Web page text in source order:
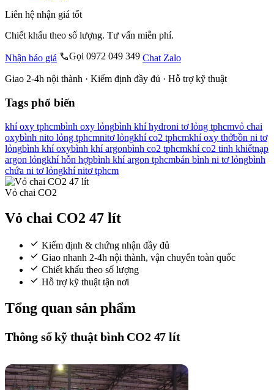
Liên hệ nhận giá tốt
Chiết khấu theo số lượng. Tư vấn miễn phí.
Nhận báo giá Gọi 0972 049 349 Chat Zalo
Giao 2-4h nội thành · Kiểm định đầy đủ · Hỗ trợ kỹ thuật
Tags phổ biến
khí oxy tphcmbình oxy lỏngbình khí hydroni tơ lỏng tphcmvỏ chai
oxybình nito lỏng tphcmnitơ lỏngkhí co2 tphcmkhí oxy thởbồn ni tơ
lỏngbình khí oxybình khí argonbình co2 tphcmkhí co2 tinh khiếtnạp
argon lỏngkhí hỗn hợpbình khí argon tphcmbán bình ni tơ lỏngbình
chứa ni tơ lỏngkhí nitơ tphcm
Vỏ chai CO2
Vỏ chai CO2 47 lít
Kiểm định & chứng nhận đầy đủ
Giao nhanh 2-4h nội thành, vận chuyển toàn quốc
Chiết khấu theo số lượng
Hỗ trợ kỹ thuật tận nơi
Tổng quan sản phẩm
Thông số kỹ thuật bình CO2 47 lít